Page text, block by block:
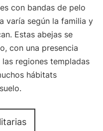
con bandas de pelo
varía según la familia y
Estas abejas se
con una presencia
regiones templadas
hábitats